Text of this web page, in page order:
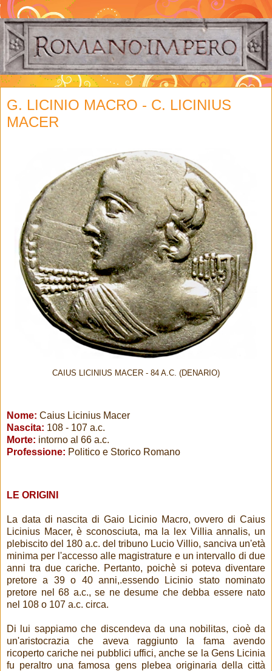
G. LICINIO MACRO - C. LICINIUS
MACER
CAIUS LICINIUS MACER - 84 A.C. (DENARIO)
Nome: Caius Licinius Macer
Nascita: 108 - 107 a.c.
Morte: intorno al 66 a.c.
Professione: Politico e Storico Romano
LE ORIGINI
La data di nascita di Gaio Licinio Macro, ovvero di Caius
Licinius Macer, è sconosciuta, ma la lex Villia annalis, un
plebiscito del 180 a.c. del tribuno Lucio Villio, sanciva un'età
minima per l'accesso alle magistrature e un intervallo di due
anni tra due cariche. Pertanto, poichè si poteva diventare
pretore a 39 o 40 anni,.essendo Licinio stato nominato
pretore nel 68 a.c., se ne desume che debba essere nato
nel 108 o 107 a.c. circa.
Di lui sappiamo che discendeva da una nobilitas, cioè da
un'aristocrazia che aveva raggiunto la fama avendo
ricoperto cariche nei pubblici uffici, anche se la Gens Licinia
fu peraltro una famosa gens plebea originaria della città